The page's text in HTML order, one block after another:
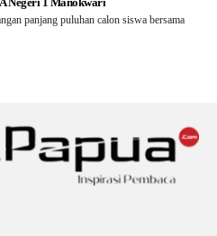
panjang puluhan calon siswa bersama